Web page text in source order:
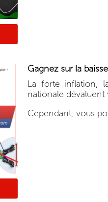
Gagnez sur la
La forte inflation,
nationale
Cependant, vous